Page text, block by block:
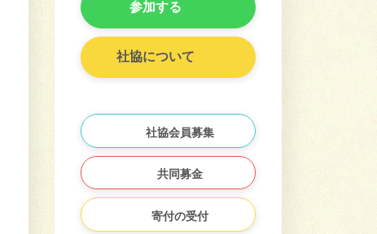
参加する
社協について
社協会員募集
共同募金
寄付の受付